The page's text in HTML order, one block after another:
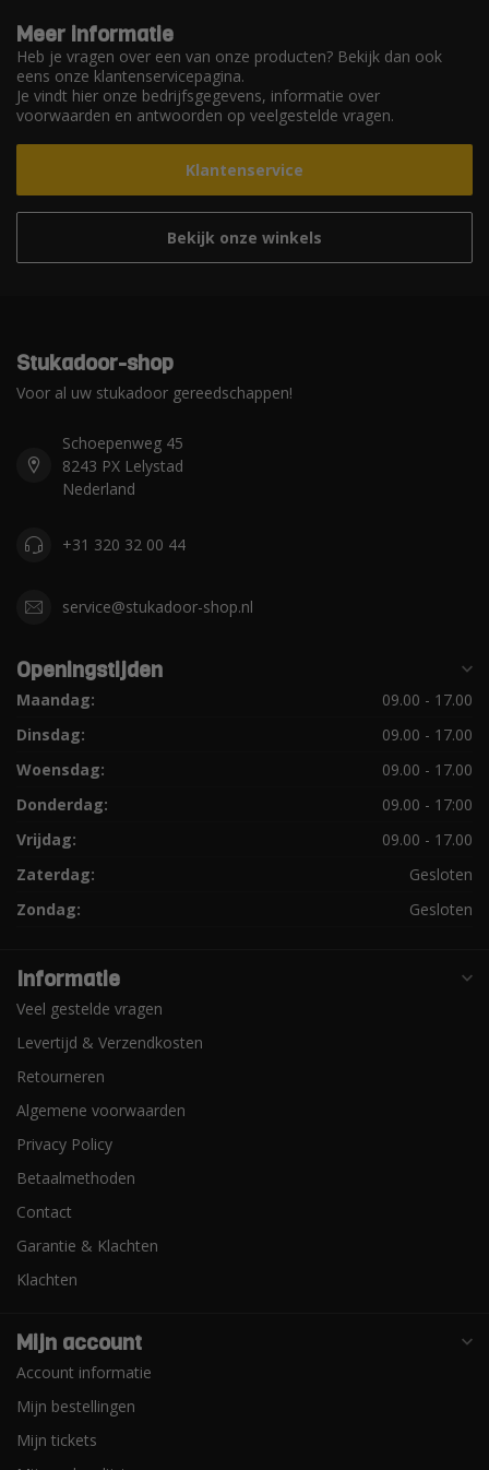
Meer informatie
Heb je vragen over een van onze producten? Bekijk dan ook
eens onze klantenservicepagina.
Je vindt hier onze bedrijfsgegevens, informatie over
voorwaarden en antwoorden op veelgestelde vragen.
Klantenservice
Bekijk onze winkels
Stukadoor-shop
Voor al uw stukadoor gereedschappen!
Schoepenweg 45
8243 PX Lelystad
Nederland
+31 320 32 00 44
service@stukadoor-shop.nl
Openingstijden
Maandag:
09.00 - 17.00
Dinsdag:
09.00 - 17.00
Woensdag:
09.00 - 17.00
Donderdag:
09.00 - 17:00
Vrijdag:
09.00 - 17.00
Zaterdag:
Gesloten
Zondag:
Gesloten
Informatie
Veel gestelde vragen
Levertijd & Verzendkosten
Retourneren
Algemene voorwaarden
Privacy Policy
Betaalmethoden
Contact
Garantie & Klachten
Klachten
Mijn account
Account informatie
Mijn bestellingen
Mijn tickets